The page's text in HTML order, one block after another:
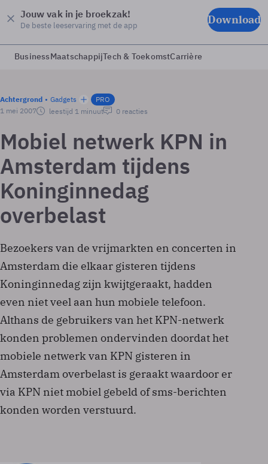
Jouw vak in je broekzak!
De beste leeservaring met de app Download
BusinessMaatschappijTech & ToekomstCarrière
Achtergrond Gadgets
PRO
1 mei 2007
leestijd 1 minuut 0 reacties
Mobiel netwerk KPN in
Amsterdam tijdens
Koninginnedag
overbelast
Bezoekers van de vrijmarkten en concerten in
Amsterdam die elkaar gisteren tijdens
Koninginnedag zijn kwijtgeraakt, hadden
even niet veel aan hun mobiele telefoon.
Althans de gebruikers van het KPN-netwerk
konden problemen ondervinden doordat het
mobiele netwerk van KPN gisteren in
Amsterdam overbelast is geraakt waardoor er
via KPN niet mobiel gebeld of sms-berichten
konden worden verstuurd.